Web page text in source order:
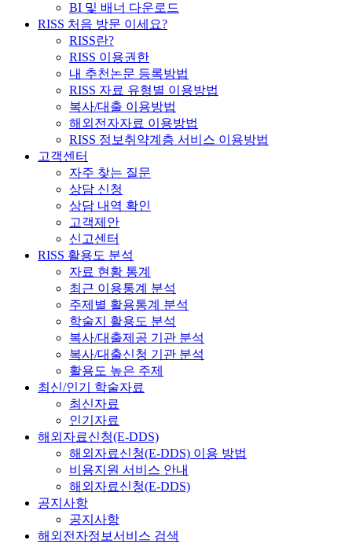
BI 및 배너 다운로드
RISS 처음 방문 이세요?
RISS란?
RISS 이용권한
내 추천논문 등록방법
RISS 자료 유형별 이용방법
복사/대출 이용방법
해외전자자료 이용방법
RISS 정보취약계층 서비스 이용방법
고객센터
자주 찾는 질문
상담 신청
상담 내역 확인
고객제안
신고센터
RISS 활용도 분석
자료 현황 통계
최근 이용통계 분석
주제별 활용통계 분석
학술지 활용도 분석
복사/대출제공 기관 분석
복사/대출신청 기관 분석
활용도 높은 주제
최신/인기 학술자료
최신자료
인기자료
해외자료신청(E-DDS)
해외자료신청(E-DDS) 이용 방법
비용지원 서비스 안내
해외자료신청(E-DDS)
공지사항
공지사항
해외전자정보서비스 검색